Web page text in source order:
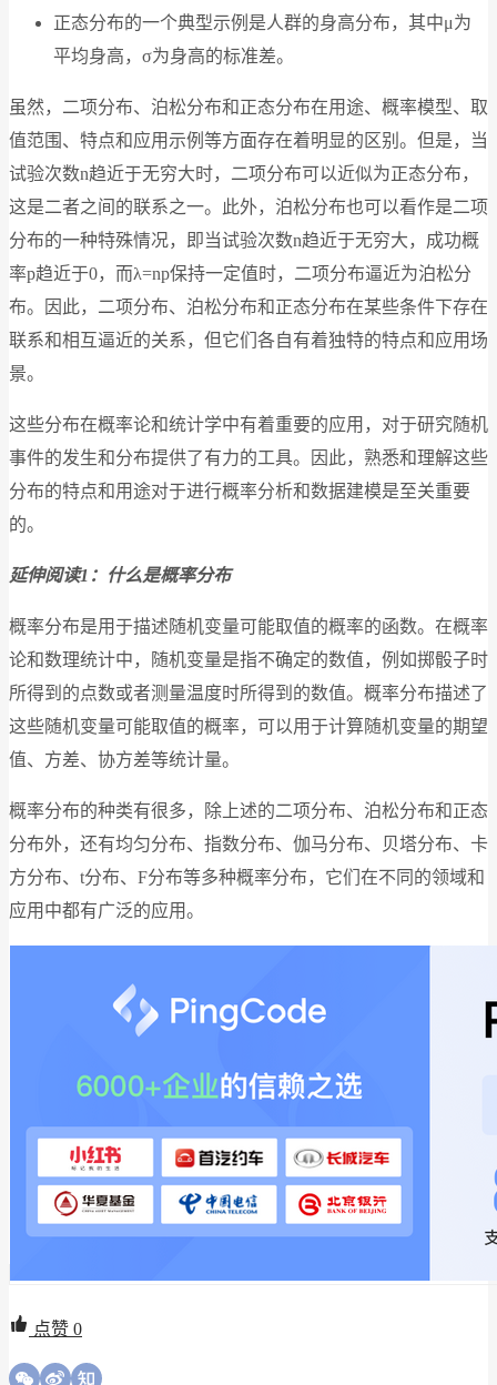
正态分布的一个典型示例是人群的身高分布，其中μ为
平均身高，σ为身高的标准差。
虽然，二项分布、泊松分布和正态分布在用途、概率模型、取
值范围、特点和应用示例等方面存在着明显的区别。但是，当
试验次数n趋近于无穷大时，二项分布可以近似为正态分布，
这是二者之间的联系之一。此外，泊松分布也可以看作是二项
分布的一种特殊情况，即当试验次数n趋近于无穷大，成功概
率p趋近于0，而λ=np保持一定值时，二项分布逼近为泊松分
布。因此，二项分布、泊松分布和正态分布在某些条件下存在
联系和相互逼近的关系，但它们各自有着独特的特点和应用场
景。
这些分布在概率论和统计学中有着重要的应用，对于研究随机
事件的发生和分布提供了有力的工具。因此，熟悉和理解这些
分布的特点和用途对于进行概率分析和数据建模是至关重要
的。
延伸阅读1：什么是概率分布
概率分布是用于描述随机变量可能取值的概率的函数。在概率
论和数理统计中，随机变量是指不确定的数值，例如掷骰子时
所得到的点数或者测量温度时所得到的数值。概率分布描述了
这些随机变量可能取值的概率，可以用于计算随机变量的期望
值、方差、协方差等统计量。
概率分布的种类有很多，除上述的二项分布、泊松分布和正态
分布外，还有均匀分布、指数分布、伽马分布、贝塔分布、卡
方分布、t分布、F分布等多种概率分布，它们在不同的领域和
应用中都有广泛的应用。
点赞 0